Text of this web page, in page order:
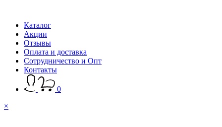
Каталог
Акции
Отзывы
Оплата и доставка
Сотрудничество и Опт
Контакты
0
×